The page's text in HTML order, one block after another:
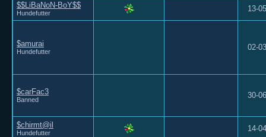
$$LiBaNoN-BoY$$
Hundefutter 13-
$amurai
Hundefutter 02-
$carFac3
Banned 30-
$chirmt@il
Hundefutter 14-